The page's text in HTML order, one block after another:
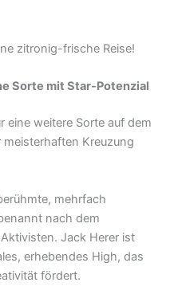
zitronig-frische Reise!
Sorte mit Star-Potenzial
eine weitere Sorte auf dem
Kreuzung
mehrfach
nach dem
Jack Herer ist
erhebendes High, das
fördert.